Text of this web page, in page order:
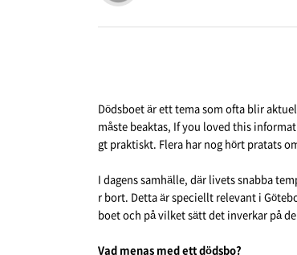
Dödsboet är ett tema som ofta blir
måste beaktas, If you loved this
gt praktiskt. Flera har nog hört pratats
I dagens samhälle, där livets snabba
r bort. Detta är speciellt relevant i
boet och på vilket sätt det inverkar på
Vad menas med ett dödsbo?